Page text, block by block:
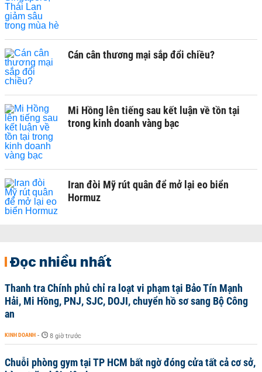
Cán cân thương mại sắp đổi chiều?
Mi Hồng lên tiếng sau kết luận về tồn tại
trong kinh doanh vàng bạc
Iran đòi Mỹ rút quân để mở lại eo biển
Hormuz
Đọc nhiều nhất
Thanh tra Chính phủ chỉ ra loạt vi phạm tại Bảo Tín Mạnh
Hải, Mi Hồng, PNJ, SJC, DOJI, chuyển hồ sơ sang Bộ Công
an
KINH DOANH - 8 giờ trước
Chuỗi phòng gym tại TP HCM bất ngờ đóng cửa tất cả cơ sở,